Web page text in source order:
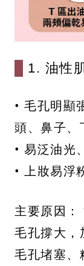
1. 油性
• 毛孔明顯
頭、鼻子、
• 易泛油光
• 上妝易浮
主要原因
毛孔撐大，
毛孔堵塞、